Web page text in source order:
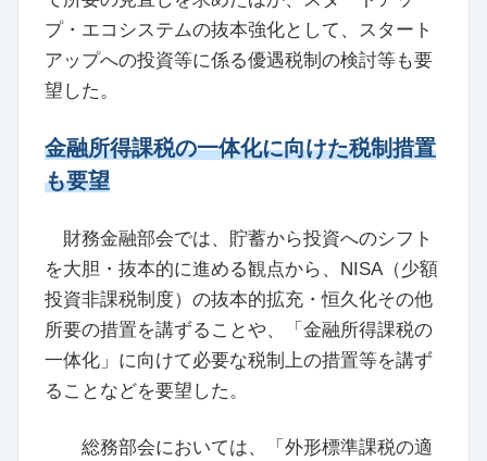
プ・エコシステムの抜本強化として、スタート
アップへの投資等に係る優遇税制の検討等も要
望した。
金融所得課税の一体化に向けた税制措置
も要望
財務金融部会では、貯蓄から投資へのシフト
を大胆・抜本的に進める観点から、NISA（少額
投資非課税制度）の抜本的拡充・恒久化その他
所要の措置を講ずることや、「金融所得課税の
一体化」に向けて必要な税制上の措置等を講ず
ることなどを要望した。
総務部会においては、「外形標準課税の適